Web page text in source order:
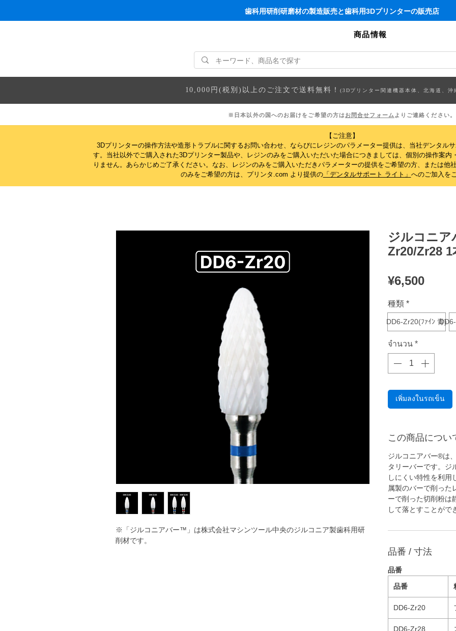
商品情報
歯科用研削研磨材の製造販売と歯科用3Dプリンターの販売店
10,000円(税別)以上のご注文で送料無料！ (3Dプリンター関連機器本体、北海道、沖
※日本以外の国へのお届けをご希望の方はお問合せフォームよりご連絡ください。
【ご注意】
3Dプリンターの操作方法や造形トラブルに関するお問い合わせ、ならびにレジンのパラメーター提供は、当社デンタル
す。当社以外でご購入された3Dプリンター製品や、レジンのみをご購入いただいた場合につきましては、個別の操作案
りません。 あらかじめご了承ください。なお、レジンのみをご購入いただきパラメーターの提供をご希望の方、または他
のみをご希望の方は、プリンタ.com より提供の「デンタルサポート ライト」 へのご加入を
※「ジルコニアバー™」は株式会社マシンツール中央のジルコニア製歯科用研
削材です。
ジルコニ
Zr20/Zr28 1
¥6,500ราคา
種類 *
DD6-Zr20(ﾌｧｲﾝ 青)
จำนวน *
เพิ่มลงในรถเข็น
この商品につい
ジルコニアバー®️は
タリーバーです。ジ
しにくい特性を利用
属製のバーで削った
ーで削った切削粉は
して落とすことがで
品番 / 寸法
品番
品番
DD6-Zr20
DD6-Zr28